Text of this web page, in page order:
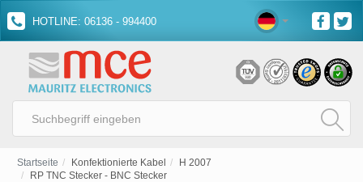
HOTLINE: 06136 - 994400
Startseite Konfektionierte Kabel
H 2007
RP TNC Stecker - BNC Stecker